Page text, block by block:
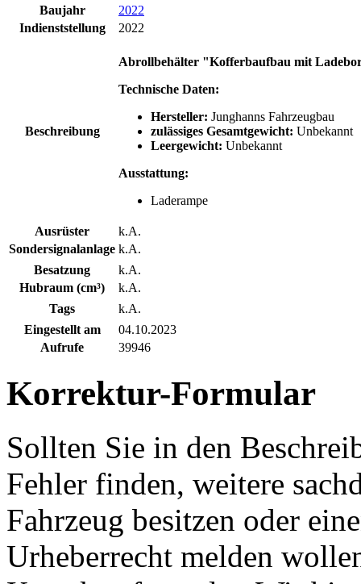
Baujahr
2022
Indienststellung
2022
Beschreibung
Abrollbehälter "Kofferbaufbau mit
Technische Daten:
Hersteller: Junghanns Fahrzeugbau
zulässiges Gesamtgewicht: Unbekannt
Leergewicht: Unbekannt
Ausstattung:
Laderampe
Ausrüster
k.A.
Sondersignalanlage k.A.
Besatzung
k.A.
Hubraum (cm³)
k.A.
Tags
k.A.
Eingestellt am
04.10.2023
Aufrufe
39946
Korrektur-Formular
Sollten Sie in den
Fehler finden, weitere
Fahrzeug besitzen oder
Urheberrecht melden